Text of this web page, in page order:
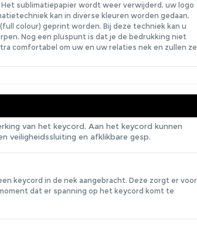
sublimatiepapier wordt weer verwijderd, uw logo
kan in diverse kleuren worden gedaan,
colour) geprint worden. Bij deze techniek kan u
Nog een pluspunt is dat je de bedrukking niet
comfortabel om uw en uw relaties nek en zullen ze
van het keycord. Aan het keycord kunnen
veiligheidssluiting en afklikbare gesp.
keycord in de nek aangebracht. Deze zorgt er voor
dat er spanning op het keycord komt te